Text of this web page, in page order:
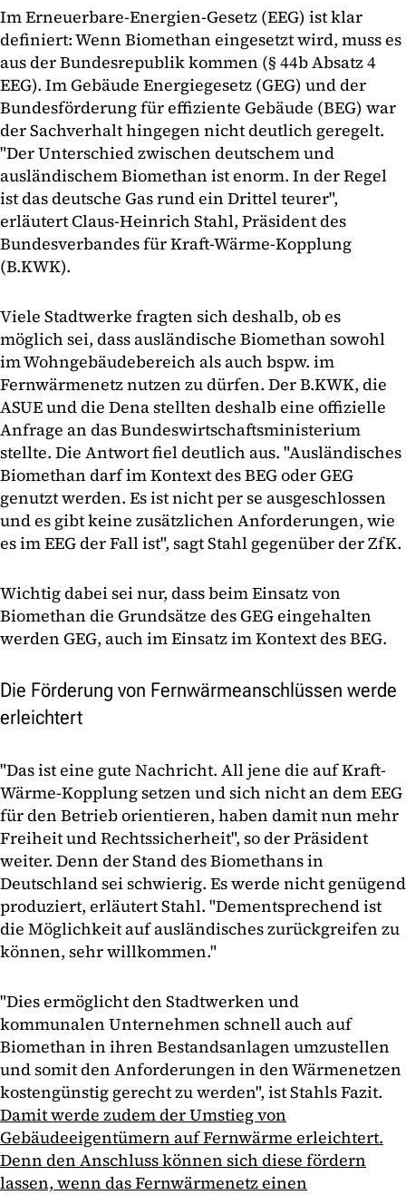
Im Erneuerbare-Energien-Gesetz (EEG) ist klar
definiert: Wenn Biomethan eingesetzt wird, muss es
aus der Bundesrepublik kommen (§ 44b Absatz 4
EEG). Im Gebäude Energiegesetz (GEG) und der
Bundesförderung für effiziente Gebäude (BEG) war
der Sachverhalt hingegen nicht deutlich geregelt.
"Der Unterschied zwischen deutschem und
ausländischem Biomethan ist enorm. In der Regel
ist das deutsche Gas rund ein Drittel teurer",
erläutert Claus-Heinrich Stahl, Präsident des
Bundesverbandes für Kraft-Wärme-Kopplung
(B.KWK).
Viele Stadtwerke fragten sich deshalb, ob es
möglich sei, dass ausländische Biomethan sowohl
im Wohngebäudebereich als auch bspw. im
Fernwärmenetz nutzen zu dürfen. Der B.KWK, die
ASUE und die Dena stellten deshalb eine offizielle
Anfrage an das Bundeswirtschaftsministerium
stellte. Die Antwort fiel deutlich aus. "Ausländisches
Biomethan darf im Kontext des BEG oder GEG
genutzt werden. Es ist nicht per se ausgeschlossen
und es gibt keine zusätzlichen Anforderungen, wie
es im EEG der Fall ist", sagt Stahl gegenüber der ZfK.
Wichtig dabei sei nur, dass beim Einsatz von
Biomethan die Grundsätze des GEG eingehalten
werden GEG, auch im Einsatz im Kontext des BEG.
Die Förderung von Fernwärmeanschlüssen werde
erleichtert
"Das ist eine gute Nachricht. All jene die auf Kraft-
Wärme-Kopplung setzen und sich nicht an dem EEG
für den Betrieb orientieren, haben damit nun mehr
Freiheit und Rechtssicherheit", so der Präsident
weiter. Denn der Stand des Biomethans in
Deutschland sei schwierig. Es werde nicht genügend
produziert, erläutert Stahl. "Dementsprechend ist
die Möglichkeit auf ausländisches zurückgreifen zu
können, sehr willkommen."
"Dies ermöglicht den Stadtwerken und
kommunalen Unternehmen schnell auch auf
Biomethan in ihren Bestandsanlagen umzustellen
und somit den Anforderungen in den Wärmenetzen
kostengünstig gerecht zu werden", ist Stahls Fazit.
Damit werde zudem der Umstieg von
Gebäudeeigentümern auf Fernwärme erleichtert.
Denn den Anschluss können sich diese fördern
lassen, wenn das Fernwärmenetz einen